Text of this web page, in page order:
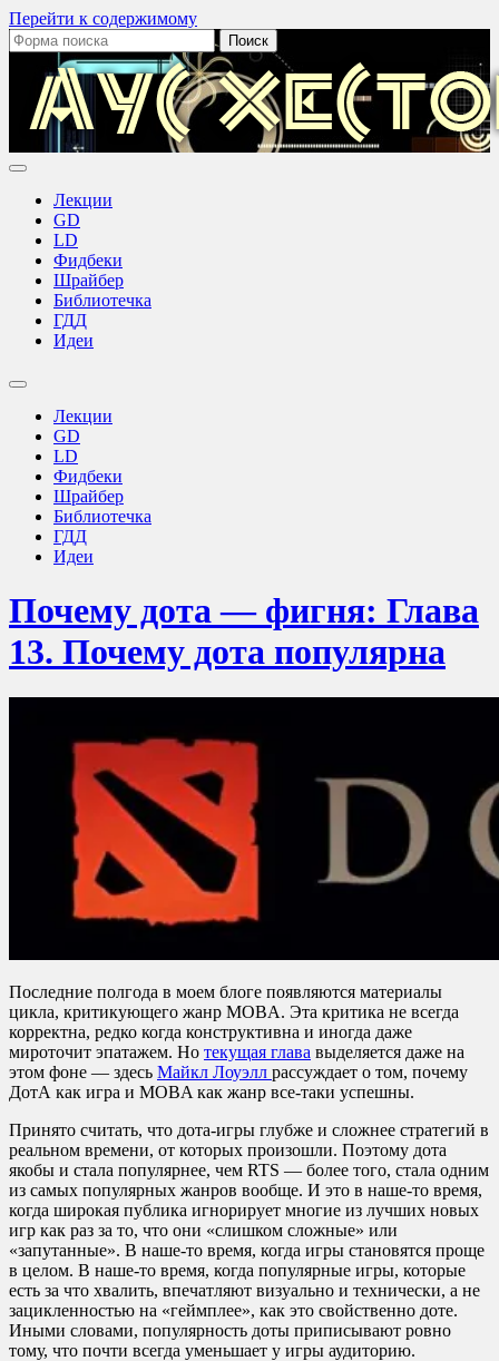
Перейти к содержимому
Поиск:
Аус
Лекции
GD
LD
Фидбеки
Шрайбер
Библиотечка
ГДД
Идеи
Переключить
поискаЛекции
GD
LD
Фидбеки
Шрайбер
Библиотечка
ГДД
Идеи
Почему дота — фигня: Глава
13. Почему дота популярна
Последние полгода в моем блоге появляются материалы
цикла, критикующего жанр MOBA. Эта критика не всегда
корректна, редко когда конструктивна и иногда даже
мироточит эпатажем. Но текущая глава выделяется даже на
этом фоне — здесь Майкл Лоуэлл рассуждает о том, почему
ДотА как игра и MOBA как жанр все-таки успешны.
Принято считать, что дота-игры глубже и сложнее стратегий в
реальном времени, от которых произошли. Поэтому дота
якобы и стала популярнее, чем RTS — более того, стала одним
из самых популярных жанров вообще. И это в наше-то время,
когда широкая публика игнорирует многие из лучших новых
игр как раз за то, что они «слишком сложные» или
«запутанные». В наше-то время, когда игры становятся проще
в целом. В наше-то время, когда популярные игры, которые
есть за что хвалить, впечатляют визуально и технически, а не
зацикленностью на «геймплее», как это свойственно доте.
Иными словами, популярность доты приписывают ровно
тому, что почти всегда уменьшает у игры аудиторию.